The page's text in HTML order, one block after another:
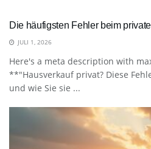
Die häufigsten Fehler beim
JULI 1, 2026
Here's a meta description with
**"Hausverkauf privat? Diese
und wie Sie sie ...